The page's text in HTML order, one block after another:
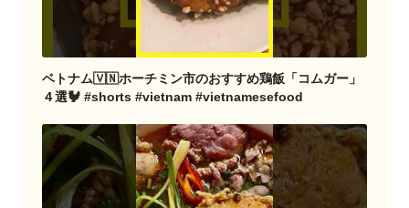
ベトナム🇻🇳ホーチミン市のおすすめ鶏飯「コムガー」
４選🐓 #shorts #vietnam #vietnamesefood